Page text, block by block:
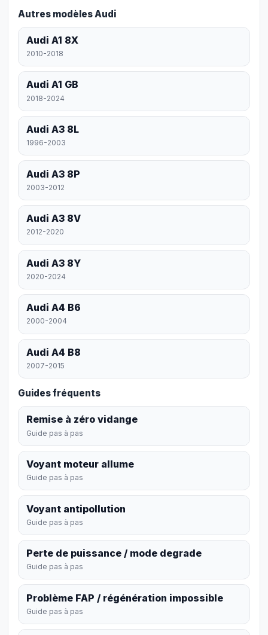
Autres modèles Audi
Audi A1 8X
2010-2018
Audi A1 GB
2018-2024
Audi A3 8L
1996-2003
Audi A3 8P
2003-2012
Audi A3 8V
2012-2020
Audi A3 8Y
2020-2024
Audi A4 B6
2000-2004
Audi A4 B8
2007-2015
Guides fréquents
Remise à zéro vidange
Guide pas à pas
Voyant moteur allume
Guide pas à pas
Voyant antipollution
Guide pas à pas
Perte de puissance / mode degrade
Guide pas à pas
Problème FAP / régénération impossible
Guide pas à pas